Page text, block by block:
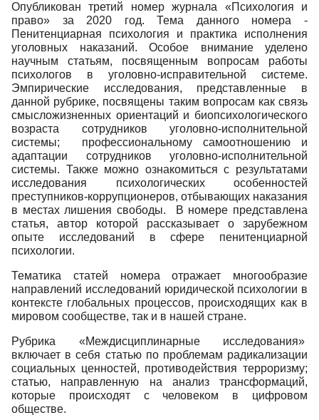
Опубликован третий номер журнала «Психология и
право» за 2020 год. Тема данного номера -
Пенитенциарная психология и практика исполнения
уголовных наказаний. Особое внимание уделено
научным статьям, посвященным вопросам работы
психологов в уголовно-исправительной системе.
Эмпирические исследования, представленные в
данной рубрике, посвящены таким вопросам как связь
смысложизненных ориентаций и биопсихологического
возраста сотрудников уголовно-исполнительной
системы; профессиональному самоотношению и
адаптации сотрудников уголовно-исполнительной
системы. Также можно ознакомиться с результатами
исследования психологических особенностей
преступников-коррупционеров, отбывающих наказания
в местах лишения свободы. В номере представлена
статья, автор которой рассказывает о зарубежном
опыте исследований в сфере пенитенциарной
психологии.
Тематика статей номера отражает многообразие
направлений исследований юридической психологии в
контексте глобальных процессов, происходящих как в
мировом сообществе, так и в нашей стране.
Рубрика «Междисциплинарные исследования»
включает в себя статью по проблемам радикализации
социальных ценностей, противодействия терроризму;
статью, направленную на анализ трансформаций,
которые происходят с человеком в цифровом
обществе.